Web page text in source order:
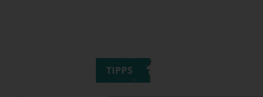
TIPPS